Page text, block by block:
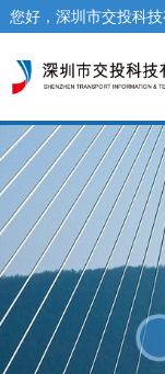
您好，深圳市交投科技